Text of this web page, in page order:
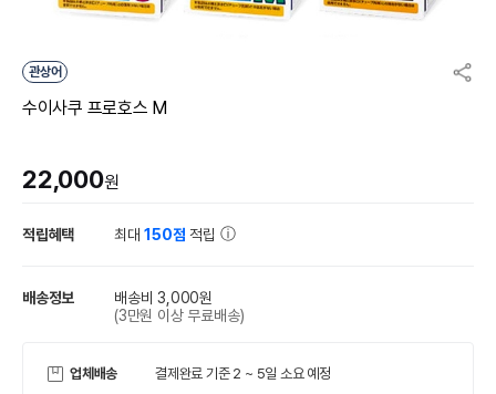
관상어
수이사쿠 프로호스 M
22,000원
적립혜택 최대150점 적립
배송정보
배송비 3,000원
(3만원 이상 무료배송)
업체배송 결제완료 기준 2 ~ 5일 소요 예정